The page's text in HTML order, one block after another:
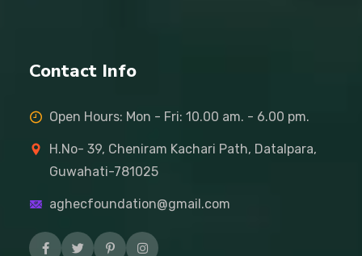
Contact Info
Open Hours: Mon - Fri: 10.00 am. - 6.00 pm.
H.No- 39, Cheniram Kachari Path, Datalpara,
Guwahati-781025
aghecfoundation@gmail.com